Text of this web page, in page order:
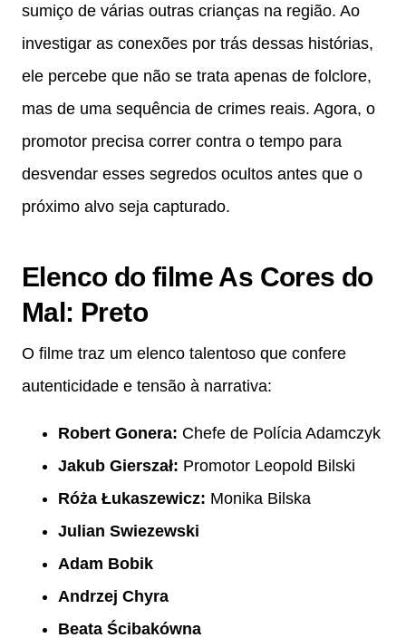
sumiço de várias outras crianças na região. Ao
investigar as conexões por trás dessas histórias,
ele percebe que não se trata apenas de folclore,
mas de uma sequência de crimes reais. Agora, o
promotor precisa correr contra o tempo para
desvendar esses segredos ocultos antes que o
próximo alvo seja capturado.
Elenco do filme As Cores do
Mal: Preto
O filme traz um elenco talentoso que confere
autenticidade e tensão à narrativa:
Robert Gonera: Chefe de Polícia Adamczyk
Jakub Gierszał: Promotor Leopold Bilski
Róża Łukaszewicz: Monika Bilska
Julian Swiezewski
Adam Bobik
Andrzej Chyra
Beata Ścibakówna